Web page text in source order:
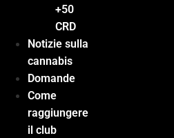
+50
CRD
Notizie sulla
cannabis
Domande
Come
raggiungere
il club